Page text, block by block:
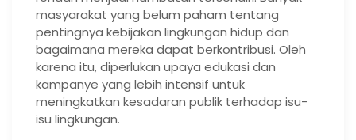
masyarakat yang belum paham tentang
pentingnya kebijakan lingkungan hidup dan
bagaimana mereka dapat berkontribusi. Oleh
karena itu, diperlukan upaya edukasi dan
kampanye yang lebih intensif untuk
meningkatkan kesadaran publik terhadap isu-
isu lingkungan.